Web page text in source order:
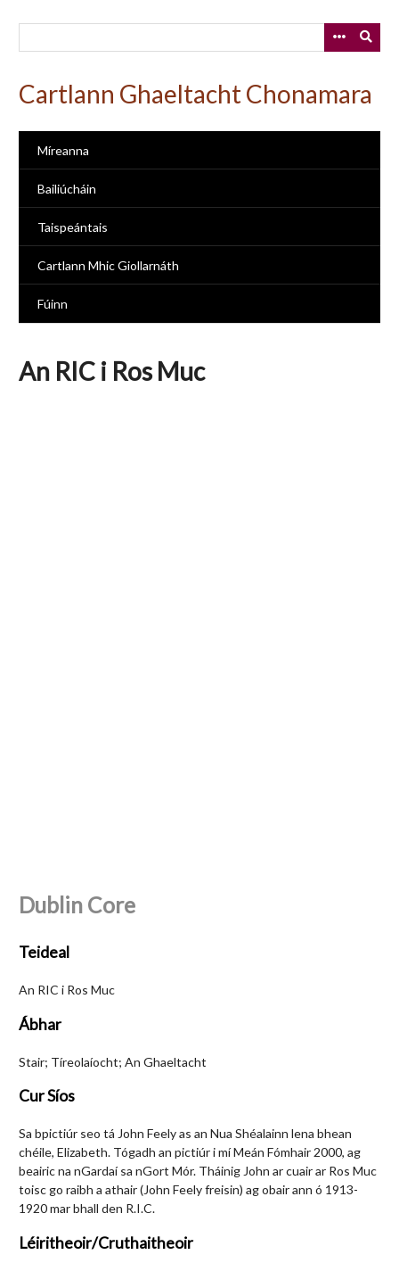
Cartlann Ghaeltacht Chonamara
Míreanna
Bailiúcháin
Taispeántais
Cartlann Mhic Giollarnáth
Fúinn
An RIC i Ros Muc
Dublin Core
Teideal
An RIC i Ros Muc
Ábhar
Stair; Tíreolaíocht; An Ghaeltacht
Cur Síos
Sa bpictiúr seo tá John Feely as an Nua Shéalainn lena bhean
chéile, Elizabeth. Tógadh an pictiúr i mí Meán Fómhair 2000, ag
beairic na nGardaí sa nGort Mór. Tháinig John ar cuair ar Ros Muc
toisc go raibh a athair (John Feely freisin) ag obair ann ó 1913-
1920 mar bhall den R.I.C.
Léiritheoir/Cruthaitheoir